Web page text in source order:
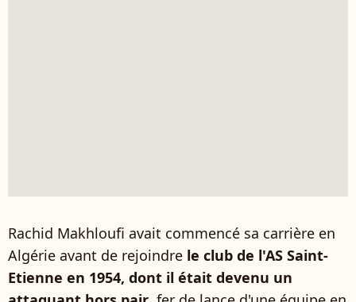
Rachid Makhloufi avait commencé sa carrière en
Algérie avant de rejoindre le club de l'AS Saint-
Etienne en 1954, dont il était devenu un